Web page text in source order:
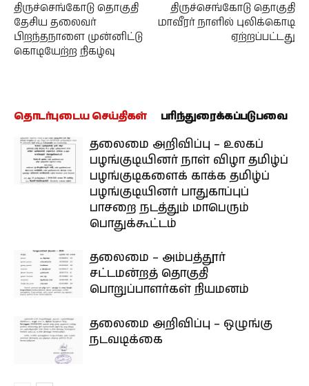
திருச்செங்கோடு தொகுதி
தேசிய தலைவர்
பிறந்தநாளை முன்னிட்டு
கொடியேற்ற நிகழ்வு
திருச்செங்கோடு தொகுதி
மாவீரர் நாளில் புலிக்கொடி
ஏற்றப்பட்டது
தொடர்புடைய செய்திகள் பரிந்துரைக்கப்படுபவை
தலைமை அறிவிப்பு – உலகப்
பழங்குடியினர் நாள் விழா தமிழ்ப்
பழங்குடிகளைக் காக்க தமிழ்ப்
பழங்குடியினர் பாதுகாப்புப்
பாசறை நடத்தும் மாபெரும்
பொதுக்கூட்டம்
தலைமை – அம்பத்தூர்
சட்டமன்றத் தொகுதி
பொறுப்பாளர்கள் நியமனம்
தலைமை அறிவிப்பு – ஒழுங்கு
நடவடிக்கை